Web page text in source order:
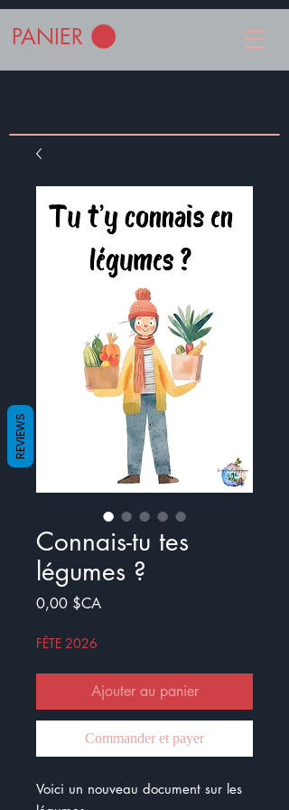
PANIER
Connais-tu tes
légumes ?
0,00 $CAPrix
FÊTE 2026
Ajouter au panier
Commander et payer
Voici un nouveau document sur les
REVIEWS